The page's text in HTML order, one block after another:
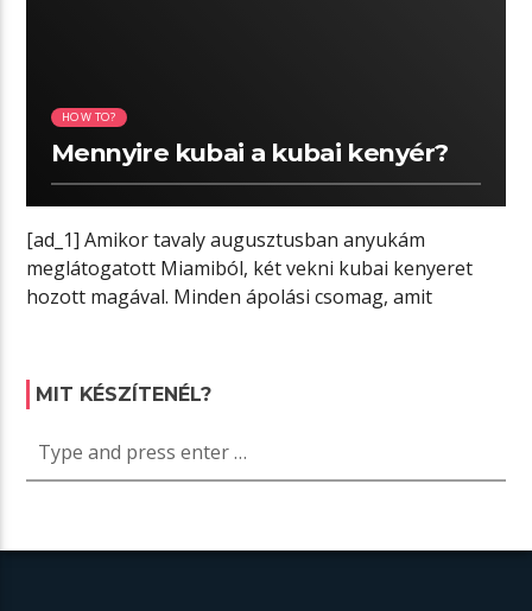
HOW TO?
Mennyire kubai a kubai kenyér?
[ad_1] Amikor tavaly augusztusban anyukám
meglátogatott Miamiból, két vekni kubai kenyeret
hozott magával. Minden ápolási csomag, amit
MIT KÉSZÍTENÉL?